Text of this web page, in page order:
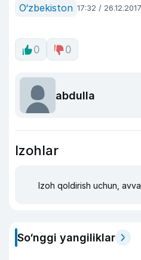
O‘zbekiston 17:32 / 26.12.2017
0 0
abdulla
Izohlar
Izoh qoldirish uchun,
So‘nggi yangiliklar